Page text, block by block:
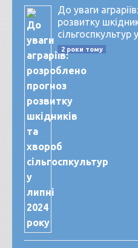
До уваги
розвитку
2 роки тому